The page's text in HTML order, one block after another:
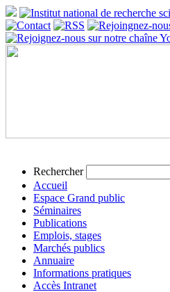
Rechercher
Accueil
Espace Grand public
Séminaires
Publications
Emplois, stages
Marchés publics
Annuaire
Informations pratiques
Accès Intranet